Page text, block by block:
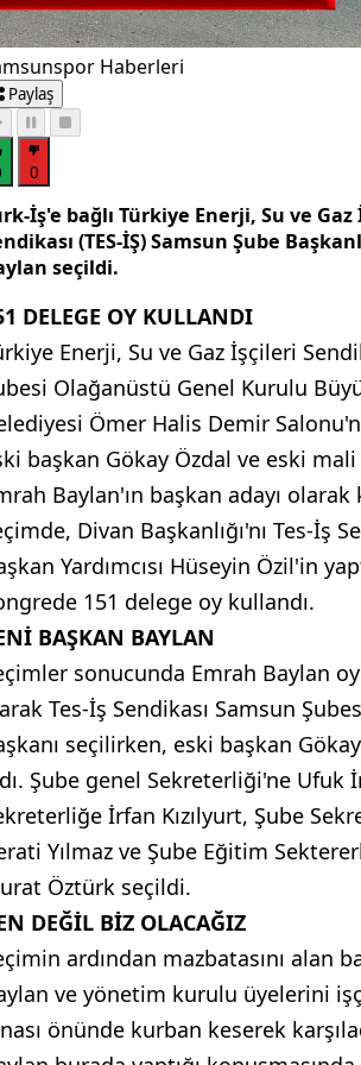
Haberleri
Paylaş
0
İş'e bağlı Türkiye Enerji, Su ve
(TES-İŞ) Samsun Şube
seçildi.
DELEGE OY KULLANDI
Enerji, Su ve Gaz İşçileri
Olağanüstü Genel Kurulu
Ömer Halis Demir
başkan Gökay Özdal ve eski
Baylan'ın başkan adayı olarak
Divan Başkanlığı'nı Tes-İş
Yardımcısı Hüseyin Özil'in
151 delege oy kullandı.
BAŞKAN BAYLAN
sonucunda Emrah Baylan
Tes-İş Sendikası Samsun
seçilirken, eski başkan
Şube genel Sekreterliği'ne Ufuk
İrfan Kızılyurt, Şube
Yılmaz ve Şube Eğitim
Öztürk seçildi.
DEĞİL BİZ OLACAĞIZ
ardından mazbatasını alan
ve yönetim kurulu üyelerini
önünde kurban keserek